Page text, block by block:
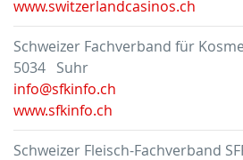
www.switzerlandcasinos.ch
Schweizer Fachverband für
5034 Suhr
info@sfkinfo.ch
www.sfkinfo.ch
Schweizer Fleisch-Fachverband